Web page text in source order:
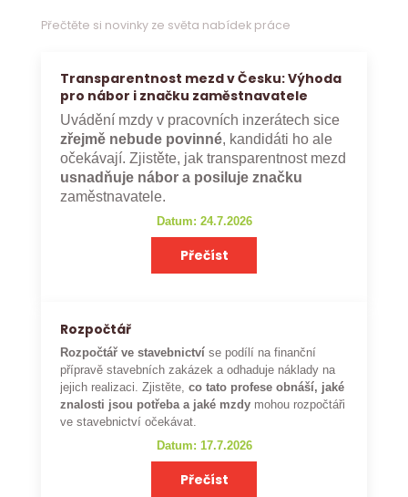
Přečtěte si novinky ze světa nabídek práce
Transparentnost mezd v Česku: Výhoda
pro nábor i značku zaměstnavatele
Uvádění mzdy v pracovních inzerátech sice
zřejmě nebude povinné, kandidáti ho ale
očekávají. Zjistěte, jak transparentnost mezd
usnadňuje nábor a posiluje značku
zaměstnavatele.
Datum: 24.7.2026
Přečíst
Rozpočtář
Rozpočtář ve stavebnictví se podílí na finanční
přípravě stavebních zakázek a odhaduje náklady na
jejich realizaci. Zjistěte,co tato profese obnáší, jaké
znalosti jsou potřeba a jaké mzdy mohou rozpočtáři
ve stavebnictví očekávat.
Datum: 17.7.2026
Přečíst